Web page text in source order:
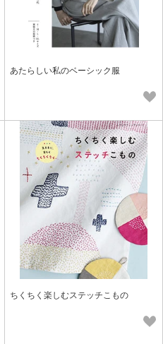
あたらしい私のベーシック服
ちくちく楽しむステッチこもの